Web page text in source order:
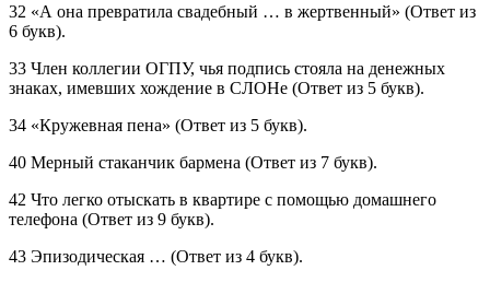
32 «А она превратила свадебный … в жертвенный» (Ответ из
6 букв).
33 Член коллегии ОГПУ, чья подпись стояла на денежных
знаках, имевших хождение в СЛОНе (Ответ из 5 букв).
34 «Кружевная пена» (Ответ из 5 букв).
40 Мерный стаканчик бармена (Ответ из 7 букв).
42 Что легко отыскать в квартире с помощью домашнего
телефона (Ответ из 9 букв).
43 Эпизодическая … (Ответ из 4 букв).